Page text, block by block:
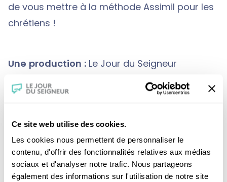
Ce site web utilise des cookies.
Les cookies nous permettent de personnaliser le
contenu, d'offrir des fonctionnalités relatives aux médias
sociaux et d'analyser notre trafic. Nous partageons
également des informations sur l'utilisation de notre site
de vous mettre à la méthode Assimil pour les
chrétiens !
Une production : Le Jour du Seigneur
Crédits :Présentation : Père Marc-Antoine
Bêchétoille, o.p.
Graphisme et illustration musicale : Aurélien
Boeri